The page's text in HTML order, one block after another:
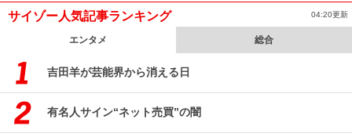
サイゾー人気記事ランキング 04:20更新
エンタメ 総合
吉田羊が芸能界から消える日
有名人サイン“ネット売買”の闇